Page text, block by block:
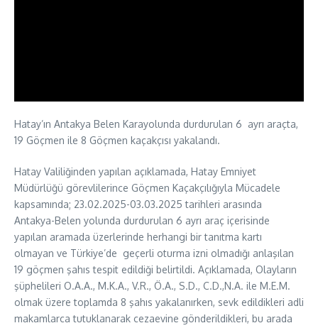
Hatay’ın Antakya Belen Karayolunda durdurulan 6 ayrı araçta,
19 Göçmen ile 8 Göçmen kaçakçısı yakalandı.
Hatay Valiliğinden yapılan açıklamada, Hatay Emniyet
Müdürlüğü görevlilerince Göçmen Kaçakçılığıyla Mücadele
kapsamında; 23.02.2025-03.03.2025 tarihleri arasında
Antakya-Belen yolunda durdurulan 6 ayrı araç içerisinde
yapılan aramada üzerlerinde herhangi bir tanıtma kartı
olmayan ve Türkiye’de geçerli oturma izni olmadığı anlaşılan
19 göçmen şahıs tespit edildiği belirtildi. Açıklamada, Olayların
şüphelileri O.A.A., M.K.A., V.R., Ö.A., S.D., C.D.,N.A. ile M.E.M.
olmak üzere toplamda 8 şahıs yakalanırken, sevk edildikleri adli
makamlarca tutuklanarak cezaevine gönderildikleri, bu arada